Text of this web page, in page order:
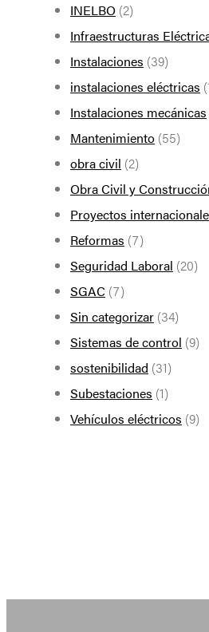
INELBO (2)
Infraestructuras
Instalaciones (39)
instalaciones eléctricas
Instalaciones mecánicas
Mantenimiento (55)
obra civil (2)
Obra Civil y
Proyectos
Reformas (7)
Seguridad Laboral (20)
SGAC (7)
Sin categorizar (34)
Sistemas de control (9)
sostenibilidad (31)
Subestaciones (1)
Vehículos eléctricos (9)